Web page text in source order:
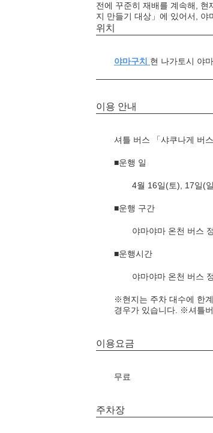
전에 꾸준히 재배를 계속해,
지 만들기 대상」에 있어서,
위치
야마구치 현 나가토시 야
이용 안내
셔틀 버스 「샤쿠나게 버
■운행 일
4월 16일(토), 17일(
■운행 구간
야마야마 온천 버스
■운행시간
야마야마 온천 버스
※현지는 주차 대수에 한
경우가 있습니다. ※셔틀
이용요금
무료
주차장